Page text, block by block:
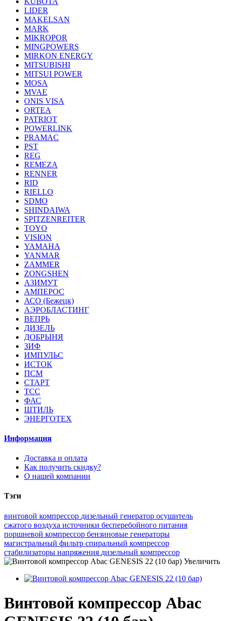
LIDER
MAKELSAN
MARK
MIKROPOR
MINGPOWERS
MIRKON ENERGY
MITSUBISHI
MITSUI POWER
MOSA
MVAE
ONIS VISA
ORTEA
PATRIOT
POWERLINK
PRAMAC
PST
REG
REMEZA
RENNER
RID
RIELLO
SDMO
SHINDAIWA
SPITZENREITER
TOYO
VISION
YAMAHA
YANMAR
ZAMMER
ZONGSHEN
АЗИМУТ
АМПЕРОС
АСО (Бежецк)
АЭРОБЛАСТИНГ
ВЕПРЬ
ДИЗЕЛЬ
ДОБРЫНЯ
ЗИФ
ИМПУЛЬС
ИСТОК
ПСМ
СТАРТ
ТСС
ФАС
ШТИЛЬ
ЭНЕРГОТЕХ
Информация
Доставка и оплата
Как получить скидку?
О нашей компании
Тэги
винтовой компрессор дизельный генератор осушитель
сжатого воздуха источники бесперебойного питания
поршневой компрессор бензиновые генераторы
магистральный фильтр спиральный компрессор
стабилизаторы напряжения дизельный компрессор
Увеличить
Винтовой компрессор Abac